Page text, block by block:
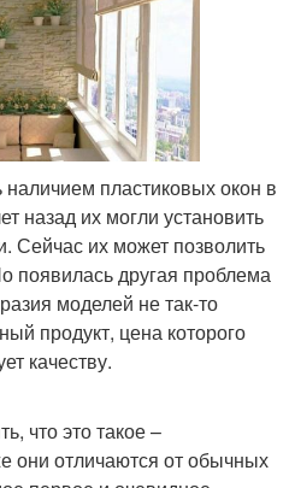
наличием пластиковых окон в
назад их могли установить
Сейчас их может позволить
другая проблема
моделей не так-то
продукт, цена которого
качеству.
что это такое –
они отличаются от обычных